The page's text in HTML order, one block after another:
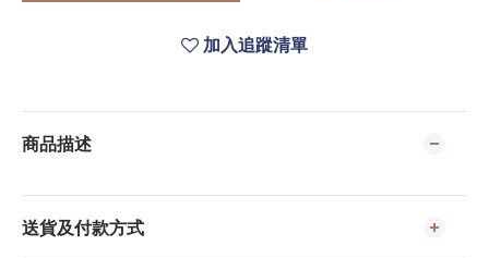
加入追蹤清單
商品描述
送貨及付款方式